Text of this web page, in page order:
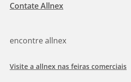
Contate Allnex
encontre allnex
Visite a allnex nas feiras comerciais